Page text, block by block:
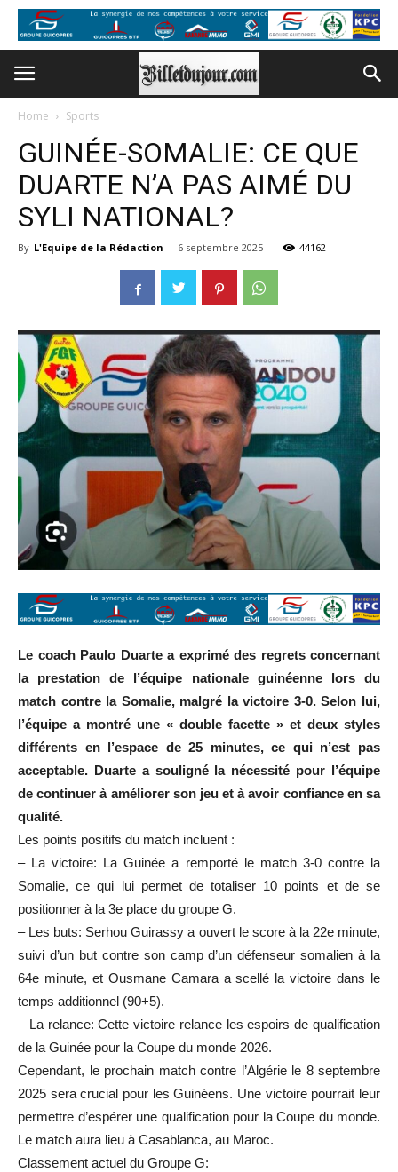
Home Sports
GUINÉE-SOMALIE: CE QUE
DUARTE N’A PAS AIMÉ DU
SYLI NATIONAL?
By L'Equipe de la Rédaction - 6 septembre 2025 44162
Le coach Paulo Duarte a exprimé des regrets concernant
la prestation de l’équipe nationale guinéenne lors du
match contre la Somalie, malgré la victoire 3-0. Selon lui,
l’équipe a montré une « double facette » et deux styles
différents en l’espace de 25 minutes, ce qui n’est pas
acceptable. Duarte a souligné la nécessité pour l’équipe
de continuer à améliorer son jeu et à avoir confiance en sa
qualité.
Les points positifs du match incluent :
– La victoire: La Guinée a remporté le match 3-0 contre la
Somalie, ce qui lui permet de totaliser 10 points et de se
positionner à la 3e place du groupe G.
– Les buts: Serhou Guirassy a ouvert le score à la 22e minute,
suivi d’un but contre son camp d’un défenseur somalien à la
64e minute, et Ousmane Camara a scellé la victoire dans le
temps additionnel (90+5).
– La relance: Cette victoire relance les espoirs de qualification
de la Guinée pour la Coupe du monde 2026.
Cependant, le prochain match contre l’Algérie le 8 septembre
2025 sera crucial pour les Guinéens. Une victoire pourrait leur
permettre d’espérer une qualification pour la Coupe du monde.
Le match aura lieu à Casablanca, au Maroc.
Classement actuel du Groupe G: